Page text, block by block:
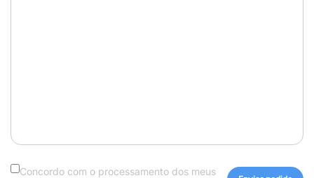
Concordo com o processamento dos meus